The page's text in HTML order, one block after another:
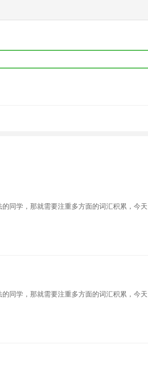
同学，那就需要注重多方面的词汇积累，今天
同学，那就需要注重多方面的词汇积累，今天